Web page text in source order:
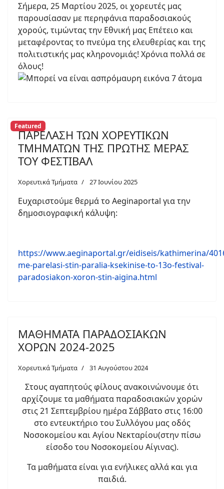
Σήμερα, 25 Μαρτίου 2025, οι χορευτές μας
παρουσίασαν με περηφάνια παραδοσιακούς
χορούς, τιμώντας την Εθνική μας Επέτειο και
μεταφέροντας το πνεύμα της ελευθερίας και της
πολιτιστικής μας κληρονομιάς! Χρόνια πολλά σε
όλους!
Featured
ΠΑΡΕΛΑΣΗ ΤΩΝ ΧΟΡΕΥΤΙΚΩΝ
ΤΜΗΜΑΤΩΝ ΤΗΣ ΠΡΩΤΗΣ ΜΕΡΑΣ
ΤΟΥ ΦΕΣΤΙΒΑΛ
Χορευτικά Τμήματα 27 Ιουνίου 2025
Ευχαριστούμε θερμά το Aeginaportal για την
δημοσιογραφική κάλυψη:
https://www.aeginaportal.gr/eidiseis/kathimerina/
me-parelasi-stin-paralia-ksekinise-to-13o-festival-
paradosiakon-xoron-stin-aigina.html
ΜΑΘΗΜΑΤΑ ΠΑΡΑΔΟΣΙΑΚΩΝ
ΧΟΡΩΝ 2024-2025
Χορευτικά Τμήματα 31 Αυγούστου 2024
Στους αγαπητούς φίλους ανακοινώνουμε ότι
αρχίζουμε τα μαθήματα παραδοσιακών χορών
στις 21 Σεπτεμβρίου ημέρα Σάββατο στις 16:00
στο εντευκτήριο του Συλλόγου μας οδός
Νοσοκομείου και Αγίου Νεκταρίου(στην πίσω
είσοδο του Νοσοκομείου Αίγινας).
Τα μαθήματα είναι για ενήλικες αλλά και για
παιδιά.